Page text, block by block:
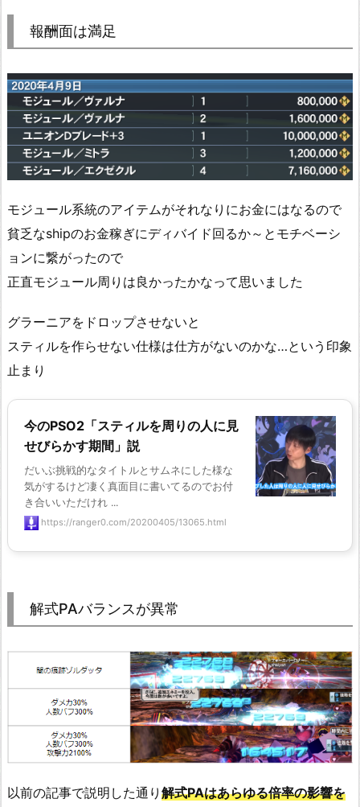
報酬面は満足
モジュール系統のアイテムがそれなりにお金にはなるので
貧乏なshipのお金稼ぎにディバイド回るか～とモチベーシ
ョンに繋がったので
正直モジュール周りは良かったかなって思いました
グラーニアをドロップさせないと
スティルを作らせない仕様は仕方がないのかな…という印象
止まり
今のPSO2「スティルを周りの人に見
せびらかす期間」説
だいぶ挑戦的なタイトルとサムネにした様な
気がするけど凄く真面目に書いてるのでお付
き合いいただけれ ...
https://ranger0.com/20200405/13065.html
解式PAバランスが異常
以前の記事で説明した通り 解式PAはあらゆる倍率の影響を